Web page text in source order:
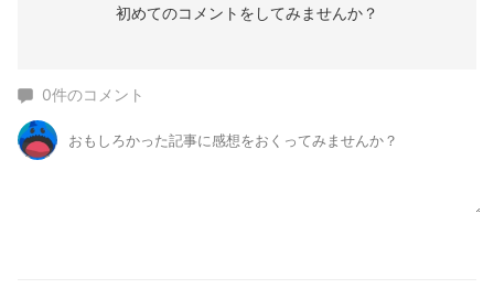
初めてのコメントをしてみませんか？
0件のコメント